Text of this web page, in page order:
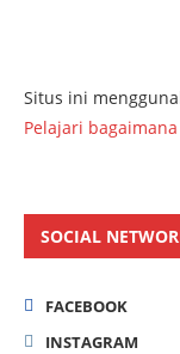
Situs ini
Pelajari
SOCIAL
FACEBOOK
INSTAGRAM